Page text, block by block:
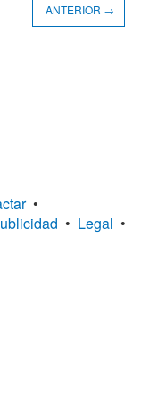
ANTERIOR →
•
• Legal •